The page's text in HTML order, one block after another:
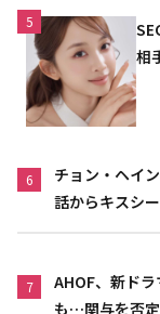
5
相
6
チョン・ヘイ
話からキスシ
7
AHOF、新ド
も…関与を否